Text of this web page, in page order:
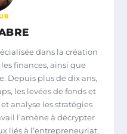
dans la création
finances, ainsi que
Depuis plus de dix ans,
les levées de fonds et
analyse les stratégies
l’amène à décrypter
liés à l’entrepreneuriat,